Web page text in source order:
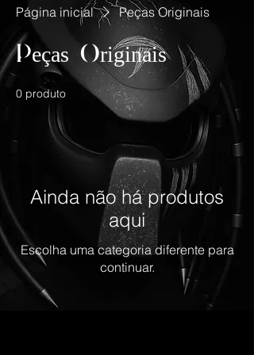
Página inicial Peças Originais
Peças Originais
0 produto
Ainda não há produtos
aqui
Escolha uma categoria diferente para
continuar.